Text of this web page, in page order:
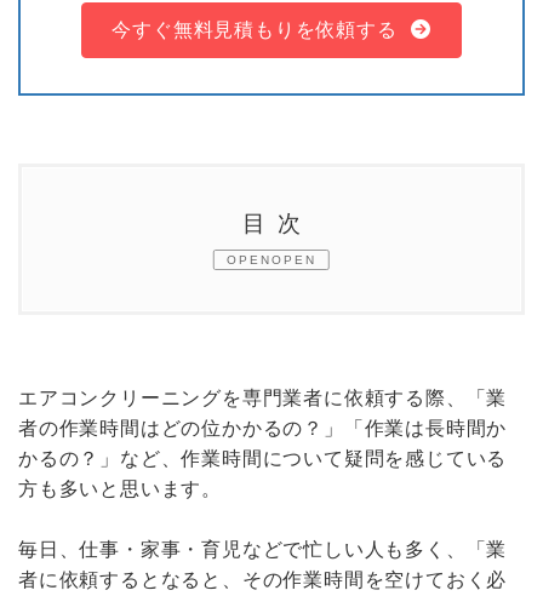
今すぐ無料見積もりを依頼する
目次
OPEN
えよう
3. エアコンクリーニング業者の 作業時間
が長いのは なぜか？！
4.エアコンクリーニング業者の 作業時間
を短縮するには？
エアコンクリーニングを専門業者に依頼する際、「業
者の作業時間はどの位かかるの？」「作業は長時間か
かるの？」など、作業時間について疑問を感じている
方も多いと思います。
毎日、仕事・家事・育児などで忙しい人も多く、「業
者に依頼するとなると、その作業時間を空けておく必